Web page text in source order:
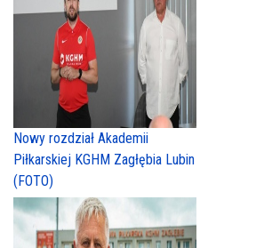
Nowy rozdział Akademii
Piłkarskiej KGHM Zagłębia Lubin
(FOTO)